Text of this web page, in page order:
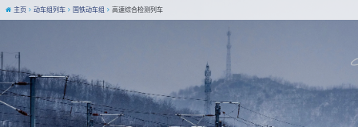
主页 动车组列车 国铁动车组 高速综合检测列车